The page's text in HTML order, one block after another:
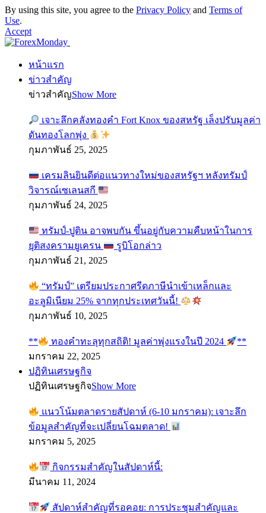
By using this site, you agree to the Privacy Policy and Terms of
Use.
Accept
หน้าแรก
ข่าวสำคัญ
ข่าวสำคัญShow More
เจาะลึกคลังทองคำ Fort Knox ของสหรัฐ เล็งปรับมูลค่า
ดันทองโลกพุ่ง
กุมภาพันธ์ 25, 2025
เครมลินยินดีต่อแนวทางใหม่ของสหรัฐฯ หลังทรัมป์
วิจารณ์เซเลนสกี
กุมภาพันธ์ 24, 2025
ทรัมป์-ปูติน อาจพบกัน ขึ้นอยู่กับความคืบหน้าในการ
ยุติสงครามยูเครน
รูบิโอกล่าว
กุมภาพันธ์ 21, 2025
“ทรัมป์” เตรียมประกาศรีดภาษีนำเข้าเหล็กและ
อะลูมิเนียม 25% จากทุกประเทศวันนี้!
กุมภาพันธ์ 10, 2025
** ทองคำทะลุทุกสถิติ! มูลค่าพุ่งแรงในปี 2024
**
มกราคม 22, 2025
ปฏิทินเศรษฐกิจ
ปฏิทินเศรษฐกิจShow More
แนวโน้มตลาดรายสัปดาห์ (6-10 มกราคม): เจาะลึก
ข้อมูลสำคัญที่จะเปลี่ยนโฉมตลาด!
มกราคม 5, 2025
กิจกรรมสำคัญในสัปดาห์นี้:
มีนาคม 11, 2024
สัปดาห์สำคัญที่รอคอย: การประชุมสำคัญและ